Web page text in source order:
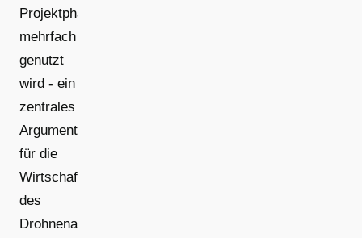
Projektphasen
mehrfach
genutzt
wird - ein
zentrales
Argument
für die
Wirtschaftlichkeit
des
Drohnenaufmaßes